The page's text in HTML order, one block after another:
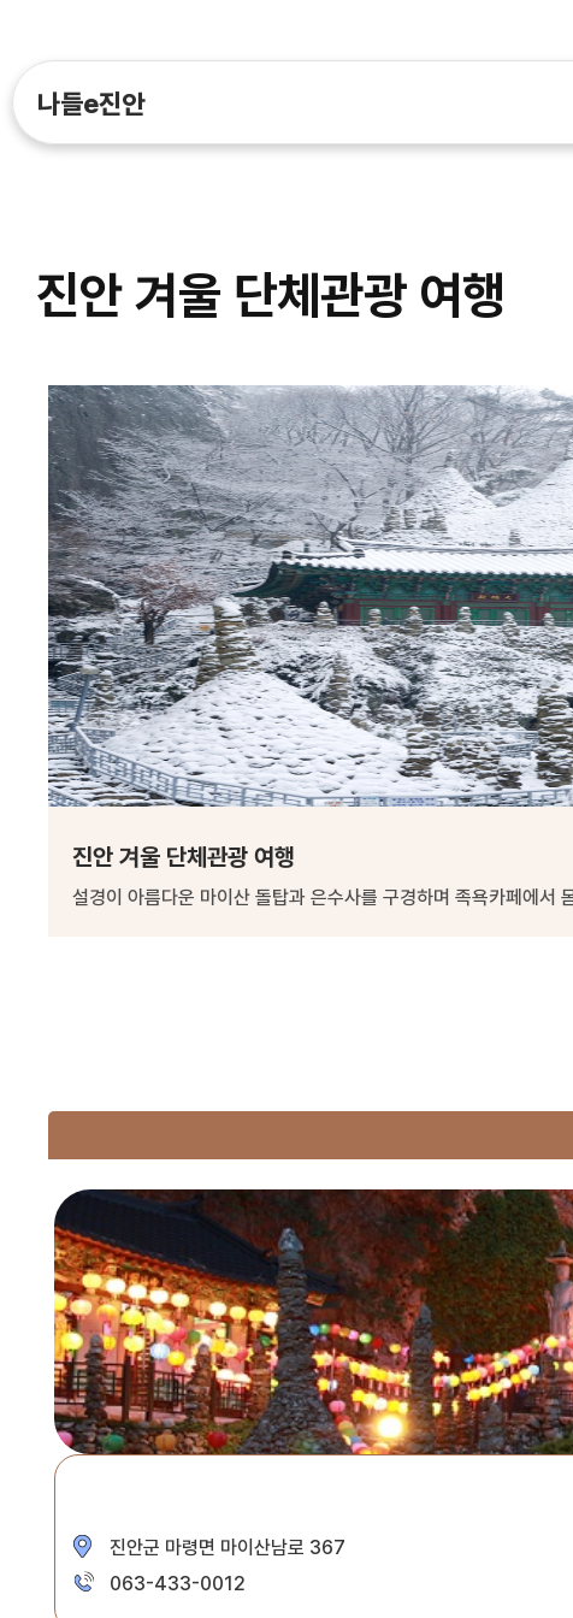
나들e진안
진안 겨울 단체관광 여행
진안 겨울 단체관광 여행
설경이 아름다운 마이산 돌탑과 은수사를 구경하며 족욕카페에서
진안군 마령면 마이산남로 367
063-433-0012